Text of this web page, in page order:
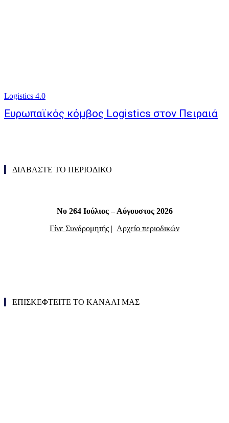
Logistics 4.0
Ευρωπαϊκός κόμβος Logistics στον Πειραιά
ΔΙΑΒΑΣΤΕ ΤΟ ΠΕΡΙΟΔΙΚΟ
Νο 264 Ιούλιος – Αύγουστος 2026
Γίνε Συνδρομητής | Αρχείο περιοδικών
ΕΠΙΣΚΕΦΤΕΙΤΕ ΤΟ ΚΑΝΑΛΙ ΜΑΣ